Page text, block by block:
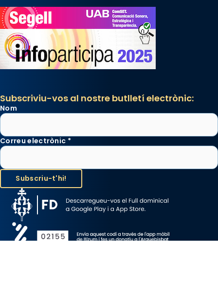
Subscriviu-vos al nostre butlletí electrònic:
Nom
Correu electrònic *